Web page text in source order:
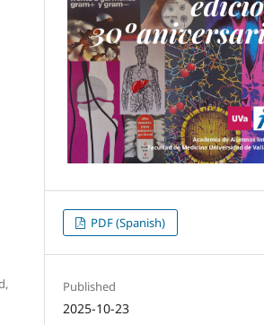
PDF (Spanish)
Published
2025-10-23